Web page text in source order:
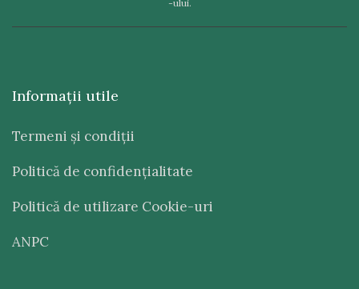
-ului.
Informaţii utile
Termeni şi condiţii
Politică de confidenţialitate
Politică de utilizare Cookie-uri
ANPC